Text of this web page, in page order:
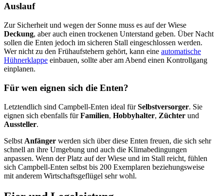
Auslauf
Zur Sicherheit und wegen der Sonne muss es auf der Wiese
Deckung, aber auch einen trockenen Unterstand geben. Über Nacht
sollen die Enten jedoch im sicheren Stall eingeschlossen werden.
Wer nicht zu den Frühaufstehern gehört, kann eine automatische
Hühnerklappe einbauen, sollte aber am Abend einen Kontrollgang
einplanen.
Für wen eignen sich die Enten?
Letztendlich sind Campbell-Enten ideal fürSelbstversorger. Sie
eignen sich ebenfalls fürFamilien, Hobbyhalter, Züchter und
Aussteller.
Selbst Anfänger werden sich über diese Enten freuen, die sich sehr
schnell an ihre Umgebung und auch die Klimabedingungen
anpassen. Wenn der Platz auf der Wiese und im Stall reicht, fühlen
sich Campbell-Enten selbst bis 200 Exemplaren beziehungsweise
mit anderem Wirtschaftsgeflügel sehr wohl.